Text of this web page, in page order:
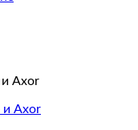
и Axor
и Axor